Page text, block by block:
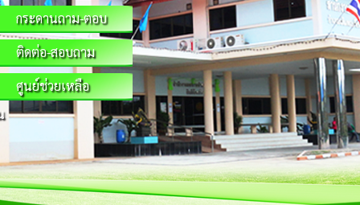
กระดานถาม-ตอบ
ติดต่อ-สอบถาม
ศูนย์ช่วยเหลือ